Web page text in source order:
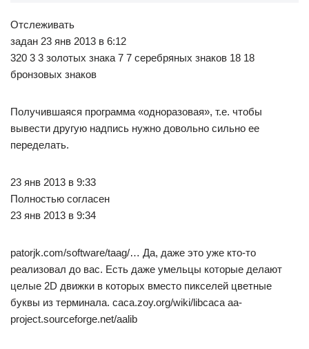
Отслеживать
задан 23 янв 2013 в 6:12
320 3 3 золотых знака 7 7 серебряных знаков 18 18
бронзовых знаков
Получившаяся программа «одноразовая», т.е. чтобы
вывести другую надпись нужно довольно сильно ее
переделать.
23 янв 2013 в 9:33
Полностью согласен
23 янв 2013 в 9:34
patorjk.com/software/taag/… Да, даже это уже кто-то
реализовал до вас. Есть даже умельцы которые делают
целые 2D движки в которых вместо пикселей цветные
буквы из терминала. caca.zoy.org/wiki/libcaca aa-
project.sourceforge.net/aalib